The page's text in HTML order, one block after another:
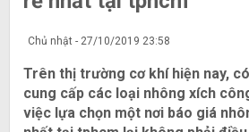
Chủ nhật - 27/10/2019 23:58
Trên thị trường cơ khí hiện nay,
cung cấp các loại nhông xích
việc lựa chọn một nơi báo giá